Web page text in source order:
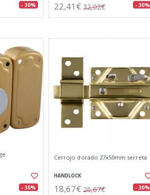
- 30% 22,41€ 32,02€ - 30%
- 30%
Cerrojo dorado 27x50mm.serreta
HANDLOCK
18,67€ 26,67€ - 30%